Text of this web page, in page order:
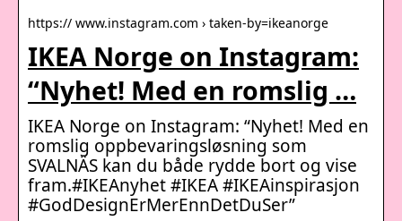
https:// www.instagram.com › taken-by=ikeanorge
IKEA Norge on Instagram:
“Nyhet! Med en romslig …
IKEA Norge on Instagram: “Nyhet! Med en
romslig oppbevaringsløsning som
SVALNÄS kan du både rydde bort og vise
fram.#IKEAnyhet #IKEA #IKEAinspirasjon
#GodDesignErMerEnnDetDuSer”